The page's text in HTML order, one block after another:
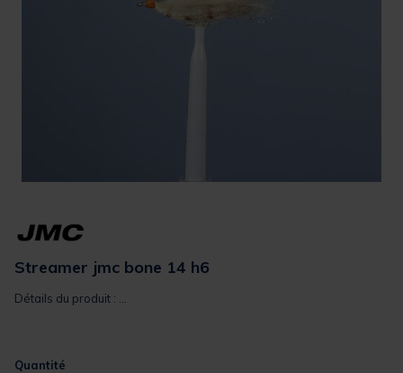
Streamer jmc bone 14 h6
Détails du produit : ...
Quantité